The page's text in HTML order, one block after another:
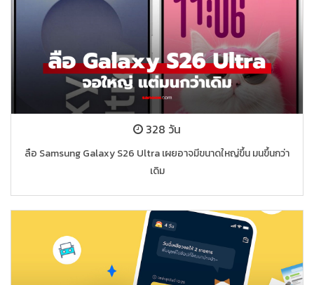
328 วัน
ลือ Samsung Galaxy S26 Ultra เผยอาจมีขนาดใหญ่ขึ้น มนขึ้นกว่า
เดิม